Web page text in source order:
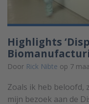
Highlights
Door Rick Nibte op 7
Zoals ik heb beloofd,
mijn bezoek aan de